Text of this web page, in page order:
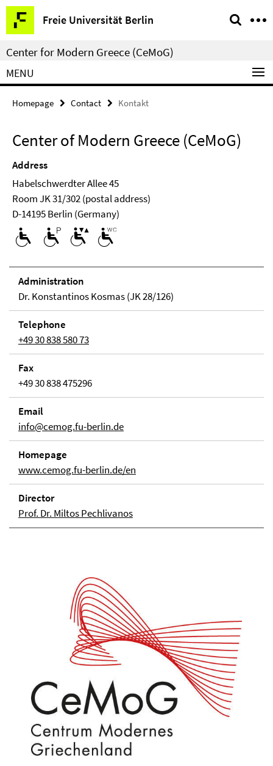
Springe
direkt
zu
Inhalt
Freie Universität Berlin
Service
Navigation
Center for Modern Greece (CeMoG)
MENU
Homepage Contact Kontakt
Center of Modern Greece (CeMoG)
Address
Habelschwerdter Allee 45
Room JK 31/302 (postal address)
D-14195 Berlin (Germany)
Adminis­tra­tion
Dr. Konstantinos Kosmas (JK 28/126)
Tele­phone
+49 30 838 580 73
Fax
+49 30 838 475296
Email
info@cemog.fu-berlin.de
Home­page
www.cemog.fu-berlin.de/en
Direc­tor
Prof. Dr. Miltos Pechlivanos